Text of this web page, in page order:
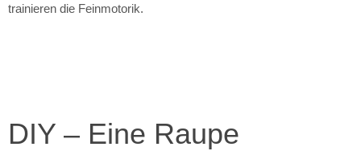
trainieren die Feinmotorik.
DIY – Eine Raupe